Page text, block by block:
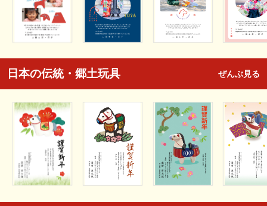
日本の伝統・郷土玩具 ぜんぶ見る